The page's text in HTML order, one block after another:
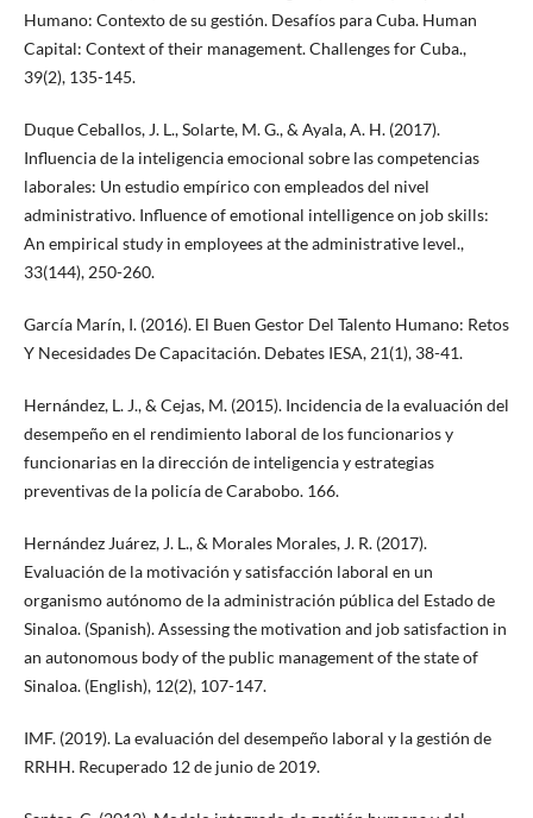
Humano: Contexto de su gestión. Desafíos para Cuba. Human
Capital: Context of their management. Challenges for Cuba.,
39(2), 135-145.
Duque Ceballos, J. L., Solarte, M. G., & Ayala, A. H. (2017).
Influencia de la inteligencia emocional sobre las competencias
laborales: Un estudio empírico con empleados del nivel
administrativo. Influence of emotional intelligence on job skills:
An empirical study in employees at the administrative level.,
33(144), 250-260.
García Marín, I. (2016). El Buen Gestor Del Talento Humano: Retos
Y Necesidades De Capacitación. Debates IESA, 21(1), 38-41.
Hernández, L. J., & Cejas, M. (2015). Incidencia de la evaluación del
desempeño en el rendimiento laboral de los funcionarios y
funcionarias en la dirección de inteligencia y estrategias
preventivas de la policía de Carabobo. 166.
Hernández Juárez, J. L., & Morales Morales, J. R. (2017).
Evaluación de la motivación y satisfacción laboral en un
organismo autónomo de la administración pública del Estado de
Sinaloa. (Spanish). Assessing the motivation and job satisfaction in
an autonomous body of the public management of the state of
Sinaloa. (English), 12(2), 107-147.
IMF. (2019). La evaluación del desempeño laboral y la gestión de
RRHH. Recuperado 12 de junio de 2019.